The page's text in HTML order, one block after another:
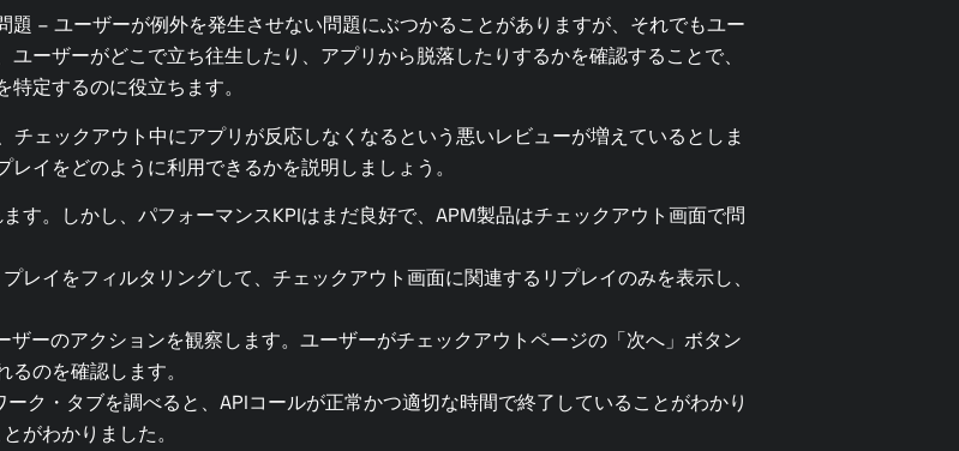
– ユーザーが例外を発生させない問題にぶつかることがありますが、それでもユー
ーザーがどこで立ち往生したり、アプリから脱落したりするかを確認することで、
定するのに役立ちます。
ェックアウト中にアプリが反応しなくなるという悪いレビューが増えているとしま
イをどのように利用できるかを説明しましょう。
す。しかし、パフォーマンスKPIはまだ良好で、APM製品はチェックアウト画面で問
レイをフィルタリングして、チェックアウト画面に関連するリプレイのみを表示し、
ザーのアクションを観察します。ユーザーがチェックアウトページの「次へ」ボタン
のを確認します。
ク・タブを調べると、APIコールが正常かつ適切な時間で終了していることがわかり
がわかりました。